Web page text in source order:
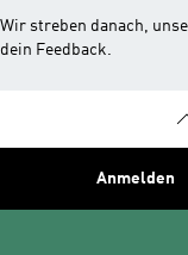
Wir streben danach,
dein Feedback.
Anmelden